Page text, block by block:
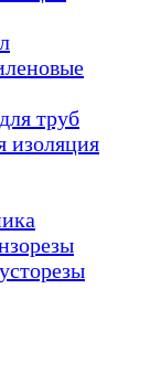
труб
изоляция